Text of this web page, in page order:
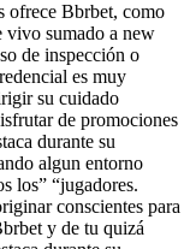
ofrece Bbrbet, como
vivo sumado a new
de inspección o
es muy
su cuidado
de promociones
durante su
algun entorno
los” “jugadores.
conscientes para
y de tu quizá